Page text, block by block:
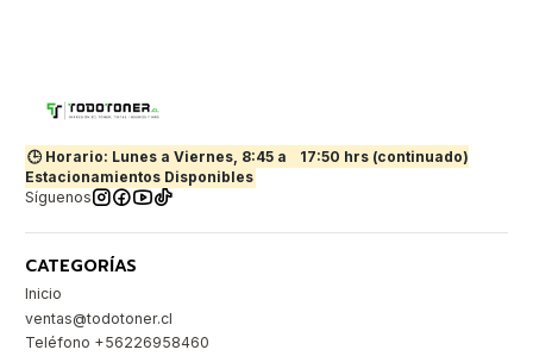
🕒 Horario: Lunes a Viernes, 8:45 a
17:50 hrs (continuado)
Estacionamientos Disponibles
Síguenos
CATEGORÍAS
Inicio
ventas@todotoner.cl
Teléfono +56226958460